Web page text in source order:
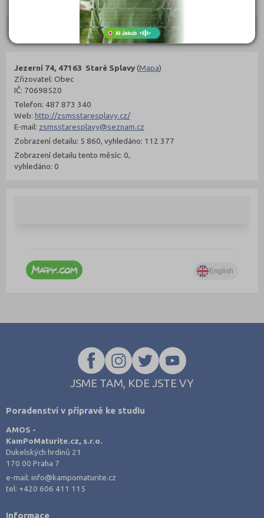
Objednat
Jezerní 74, 47163 Staré Splavy(Mapa)
Zřizovatel: Obec
IČ: 70698520
Telefon: 487 873 340
Web: http://zsmsstaresplavy.cz/
E-mail: zsmsstaresplavy@seznam.cz
Zobrazení detailu: 5 860, vyhledáno: 112 377
Zobrazení detailu tento měsíc: 0,
vyhledáno: 0
JSME TAM, KDE JSTE VY
Poradenství v přípravě ke studiu
AMOS -
KamPoMaturite.cz, s.r.o.
Dukelských hrdinů 21
170 00 Praha 7
e-mail:info@kampomaturite.cz
tel: +420 606 411 115
Informace